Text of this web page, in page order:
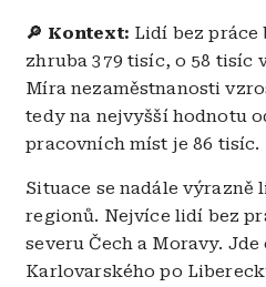
🔎 Kontext: Lidí bez práce
zhruba 379 tisíc, o 58 tisíc
Míra nezaměstnanosti
tedy na nejvyšší hodnotu
pracovních míst je 86 tisíc.
Situace se nadále
regionů. Nejvíce lidí bez
severu Čech a Moravy. Jde
Karlovarského po